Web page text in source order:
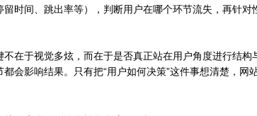
时间、跳出率等），判断用户在哪个环节流失，再针
在于视觉多炫，而在于是否真正站在用户角度进行结
会影响结果。只有把“用户如何决策”这件事想清楚，网